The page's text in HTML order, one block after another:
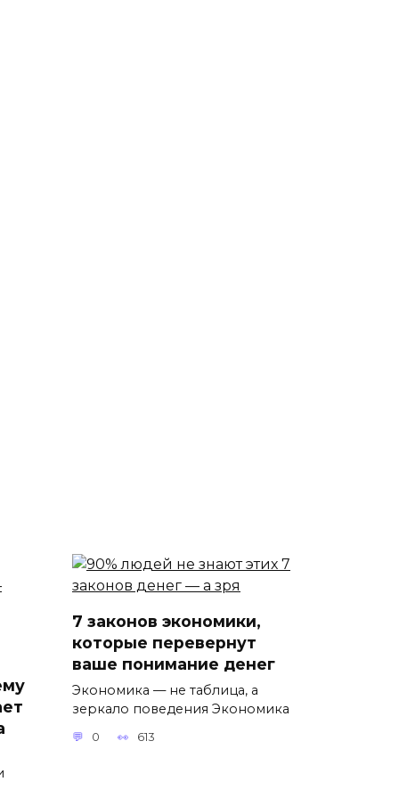
7 законов экономики,
которые перевернут
ваше понимание денег
Экономика — не таблица, а
зеркало поведения Экономика
0 613